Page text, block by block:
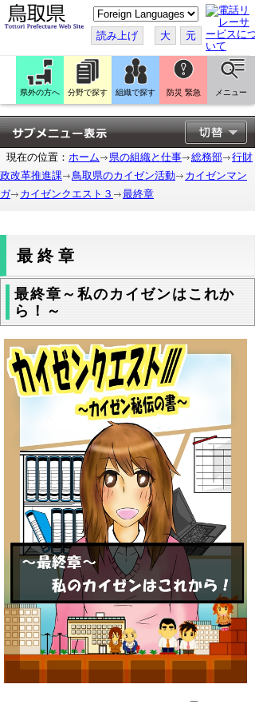
こ
の
ペ
ー
ジ
翻
訳
す
る
読み上げ 大 元
県外の方へ 分野で探す 組織で探す 防災 緊急 メニュー
現在の位置： ホーム 県の組織と仕事 総務部
行財
政改革推進課
鳥取県のカイゼン活動
カイゼンマン
ガ
カイゼンクエスト３ 最終章
最終章
最終章～私のカイゼンはこれか
ら！～